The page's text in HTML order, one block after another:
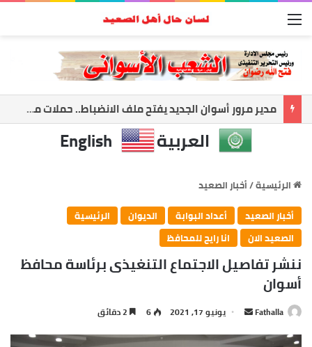
القائمة
حمدي راشد: أعظم إنجاز في حياتي أن أرى معلمًا نجح وطالبًا أصبح صاحب رسالة
العربية English
الرئيسية/أخبار الصعيد
أخبار الصعيد
أعداد البوابة الديوان
الرئيسية
الصعيد الان
انا رايح للمحافظ
ننشر تفاصيل الاجتماع التنغيذى برئاسة محافظ
أسوان
Fathalla
أرسل يونيو 17, 2021 6